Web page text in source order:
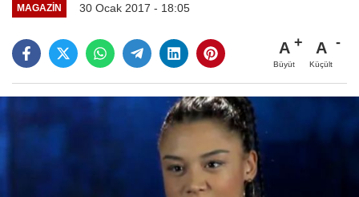
MAGAZIN 30 Ocak 2017 - 18:05
A
Büyüt
A
Küçült